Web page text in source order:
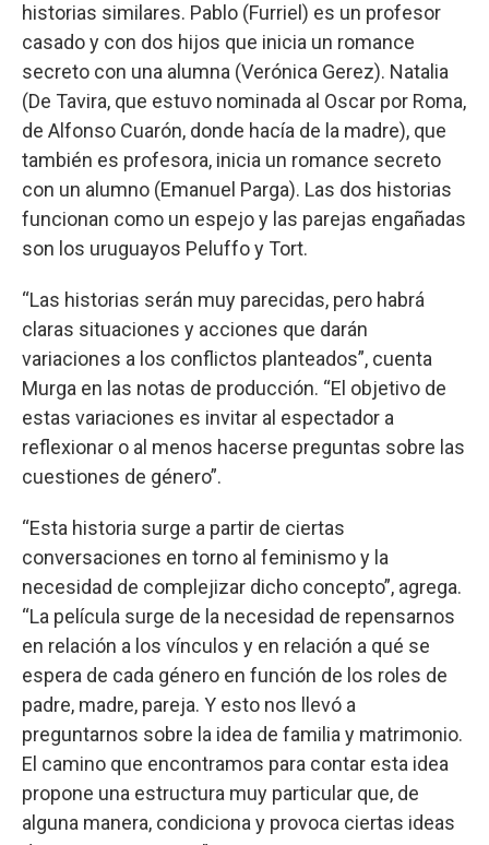
historias similares. Pablo (Furriel) es un profesor
casado y con dos hijos que inicia un romance
secreto con una alumna (Verónica Gerez). Natalia
(De Tavira, que estuvo nominada al Oscar por Roma,
de Alfonso Cuarón, donde hacía de la madre), que
también es profesora, inicia un romance secreto
con un alumno (Emanuel Parga). Las dos historias
funcionan como un espejo y las parejas engañadas
son los uruguayos Peluffo y Tort.
“Las historias serán muy parecidas, pero habrá
claras situaciones y acciones que darán
variaciones a los conflictos planteados”, cuenta
Murga en las notas de producción. “El objetivo de
estas variaciones es invitar al espectador a
reflexionar o al menos hacerse preguntas sobre las
cuestiones de género”.
“Esta historia surge a partir de ciertas
conversaciones en torno al feminismo y la
necesidad de complejizar dicho concepto”, agrega.
“La película surge de la necesidad de repensarnos
en relación a los vínculos y en relación a qué se
espera de cada género en función de los roles de
padre, madre, pareja. Y esto nos llevó a
preguntarnos sobre la idea de familia y matrimonio.
El camino que encontramos para contar esta idea
propone una estructura muy particular que, de
alguna manera, condiciona y provoca ciertas ideas